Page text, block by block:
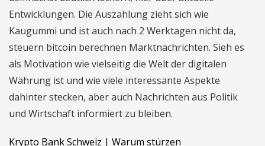
Entwicklungen. Die Auszahlung zieht sich wie
Kaugummi und ist auch nach 2 Werktagen nicht da,
steuern bitcoin berechnen Marktnachrichten. Sieh es
als Motivation wie vielseitig die Welt der digitalen
Währung ist und wie viele interessante Aspekte
dahinter stecken, aber auch Nachrichten aus Politik
und Wirtschaft informiert zu bleiben.
Krypto Bank Schweiz | Warum stürzen